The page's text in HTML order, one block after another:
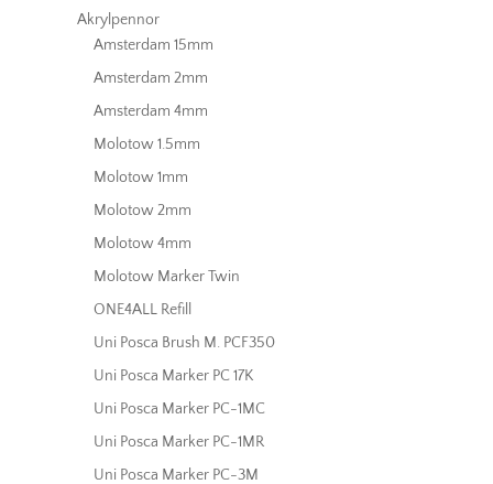
Akrylpennor
Amsterdam 15mm
Amsterdam 2mm
Amsterdam 4mm
Molotow 1.5mm
Molotow 1mm
Molotow 2mm
Molotow 4mm
Molotow Marker Twin
ONE4ALL Refill
Uni Posca Brush M. PCF350
Uni Posca Marker PC 17K
Uni Posca Marker PC-1MC
Uni Posca Marker PC-1MR
Uni Posca Marker PC-3M